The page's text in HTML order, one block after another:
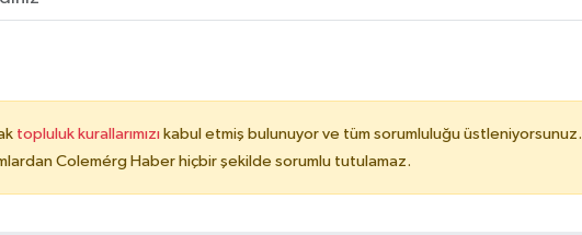
topluluk kurallarımızı kabul etmiş bulunuyor ve tüm sorumluluğu üstleniyorsunuz.
Colemérg Haber hiçbir şekilde sorumlu tutulamaz.